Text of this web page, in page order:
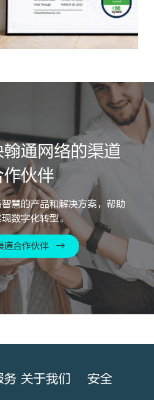
通网络的渠道
作伙伴
慧的产品和解决方案，帮助
数字化转型。
道合作伙伴 →
务 关于我们 安全